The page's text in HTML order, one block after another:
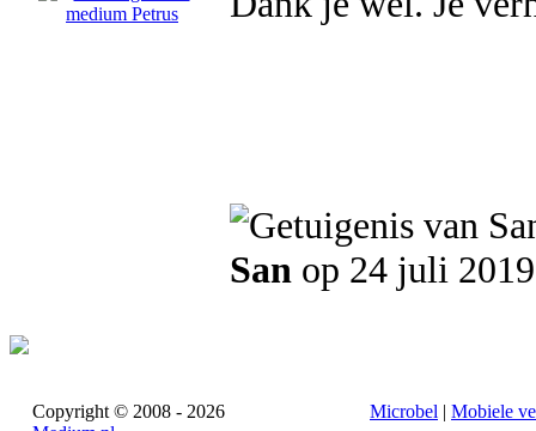
San op 24 juli 2019
Copyright © 2008 - 2026
Microbel | Mobiele